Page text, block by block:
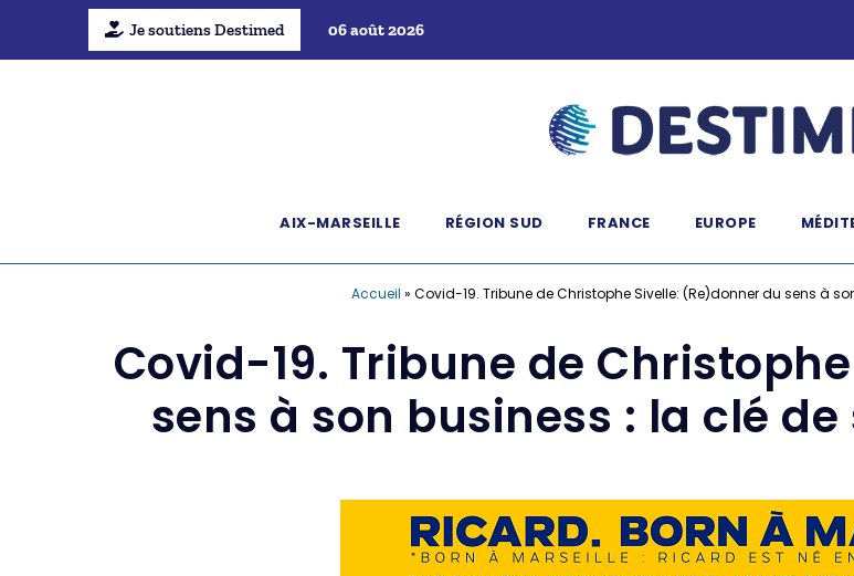
Je soutiens Destimed 06 août 2026
AIX-MARSEILLE RÉGION SUD FRANCE EUROPE
Accueil » Covid-19. Tribune de Christophe Sivelle: (Re)donner du sens à
Covid-19. Tribune de
sens à son business : la clé